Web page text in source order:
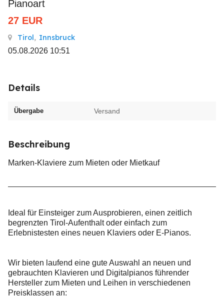
Pianoart
27 EUR
Tirol, Innsbruck
05.08.2026 10:51
Details
Übergabe Versand
Beschreibung
Marken-Klaviere zum Mieten oder Mietkauf
Ideal für Einsteiger zum Ausprobieren, einen zeitlich
begrenzten Tirol-Aufenthalt oder einfach zum
Erlebnistesten eines neuen Klaviers oder E-Pianos.
Wir bieten laufend eine gute Auswahl an neuen und
gebrauchten Klavieren und Digitalpianos führender
Hersteller zum Mieten und Leihen in verschiedenen
Preisklassen an: